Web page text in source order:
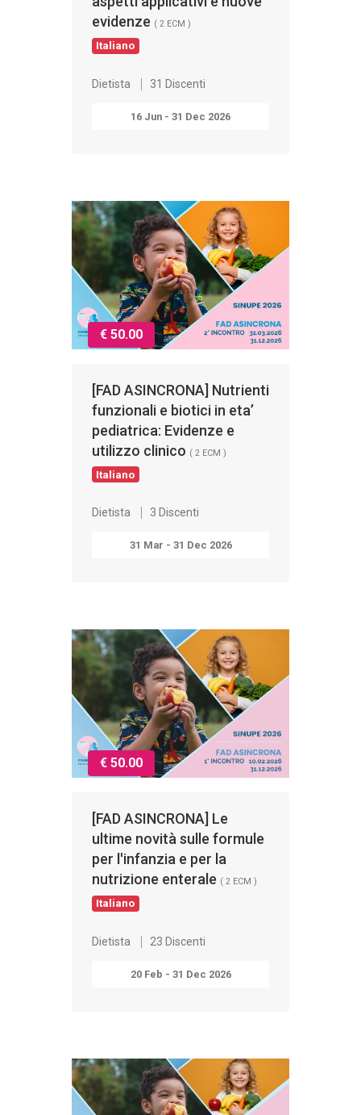
evidenze ( 2 ECM )
Italiano
Dietista 31 Discenti
16 Jun - 31 Dec 2026
€ 50.00
[FAD ASINCRONA] Nutrienti
funzionali e biotici in eta’
pediatrica: Evidenze e
utilizzo clinico ( 2 ECM )
Italiano
Dietista 3 Discenti
31 Mar - 31 Dec 2026
€ 50.00
[FAD ASINCRONA] Le
ultime novità sulle formule
per l'infanzia e per la
nutrizione enterale ( 2 ECM )
Italiano
Dietista 23 Discenti
20 Feb - 31 Dec 2026